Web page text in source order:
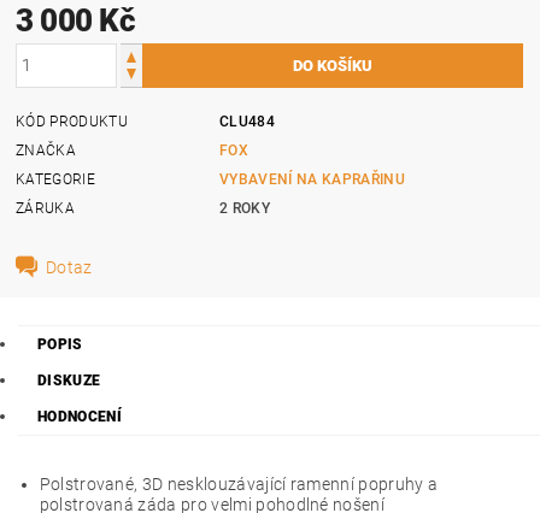
3 000 Kč
KÓD PRODUKTU
CLU484
ZNAČKA
FOX
KATEGORIE
VYBAVENÍ NA KAPRAŘINU
ZÁRUKA
2 ROKY
Dotaz
POPIS
DISKUZE
HODNOCENÍ
Polstrované, 3D nesklouzávající ramenní popruhy a
polstrovaná záda pro velmi pohodlné nošení